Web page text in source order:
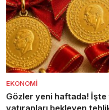
EKONOMI
Gözler yeni haftada! İşte
yatıranları bekleyen